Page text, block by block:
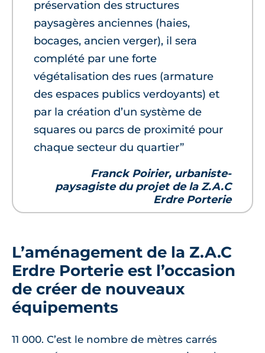
préservation des structures
paysagères anciennes (haies,
bocages, ancien verger), il sera
complété par une forte
végétalisation des rues (armature
des espaces publics verdoyants) et
par la création d’un système de
squares ou parcs de proximité pour
chaque secteur du quartier”
Franck Poirier, urbaniste-
paysagiste du projet de la Z.A.C
Erdre Porterie
L’aménagement de la Z.A.C
Erdre Porterie est l’occasion
de créer de nouveaux
équipements
11 000. C’est le nombre de mètres carrés